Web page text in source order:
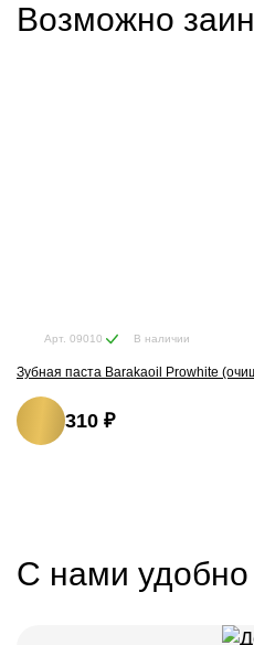
Возможно
Арт. 09010 В наличии
Зубная паста Barakaoil Prowhite
310 ₽
С нами удобно